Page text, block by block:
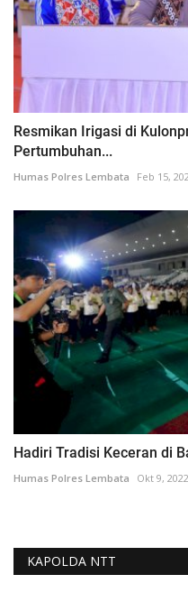
Resmikan Irigasi di
Pertumbuhan...
Humas Polres Lembata Feb 15,
Hadiri Tradisi Keceran di
Humas Polres Lembata Okt 9, 2022
KAPOLDA NTT